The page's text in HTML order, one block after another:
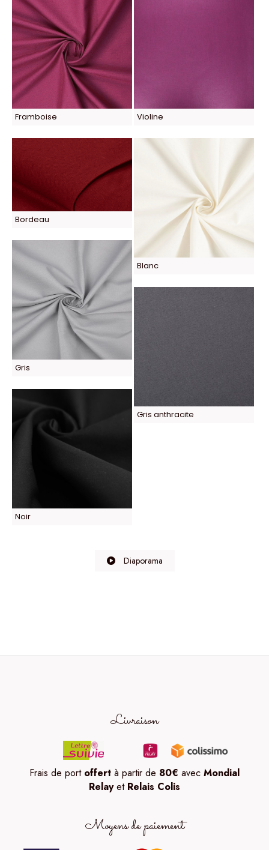
Framboise Violine
Bordeau
Blanc
Gris
Gris anthracite
Noir
Diaporama
Livraison
Frais de port offert à partir de 80€ avec Mondial
Relayet Relais Colis
Moyens de paiement